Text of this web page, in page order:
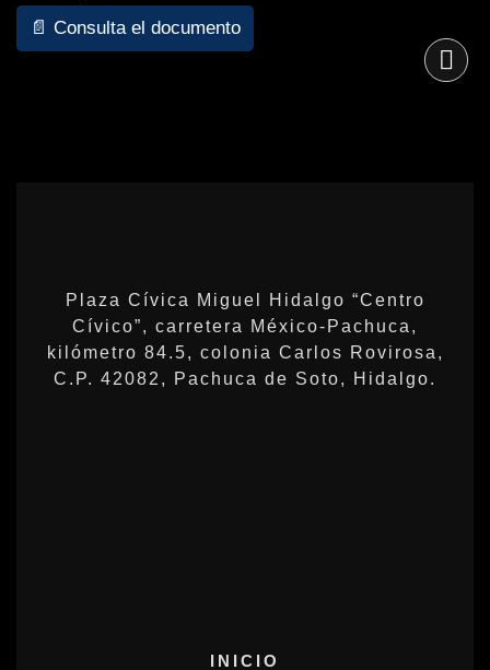
📄 Consulta el documento
Plaza Cívica Miguel Hidalgo “Centro
Cívico”, carretera México-Pachuca,
kilómetro 84.5, colonia Carlos Rovirosa,
C.P. 42082, Pachuca de Soto, Hidalgo.
INICIO